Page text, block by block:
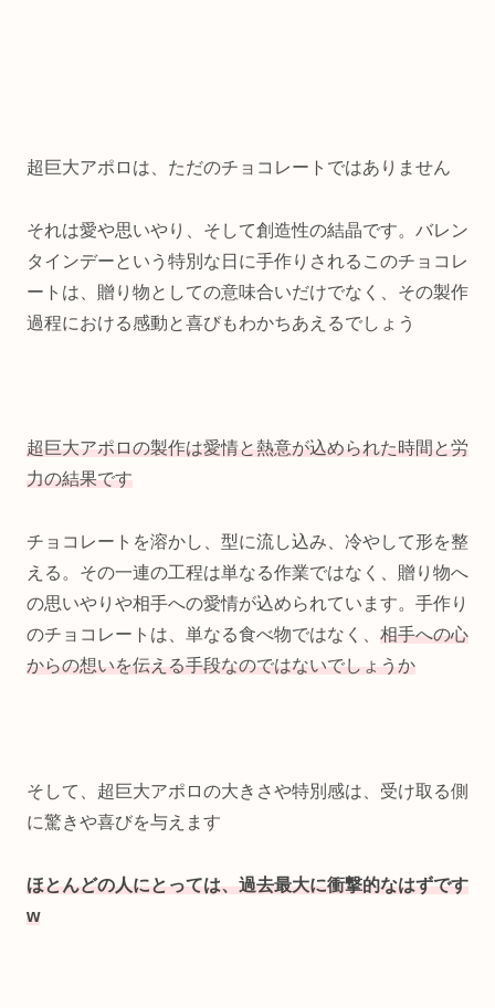
超巨大アポロは、ただのチョコレートではありません
それは愛や思いやり、そして創造性の結晶です。バレン
タインデーという特別な日に手作りされるこのチョコレ
ートは、贈り物としての意味合いだけでなく、その製作
過程における感動と喜びもわかちあえるでしょう
超巨大アポロの製作は愛情と熱意が込められた時間と労
力の結果です
チョコレートを溶かし、型に流し込み、冷やして形を整
える。その一連の工程は単なる作業ではなく、贈り物へ
の思いやりや相手への愛情が込められています。手作り
のチョコレートは、単なる食べ物ではなく、 相手への心
からの想いを伝える手段なのではないでしょうか
そして、超巨大アポロの大きさや特別感は、受け取る側
に驚きや喜びを与えます
ほとんどの人にとっては、過去最大に衝撃的なはずです
w